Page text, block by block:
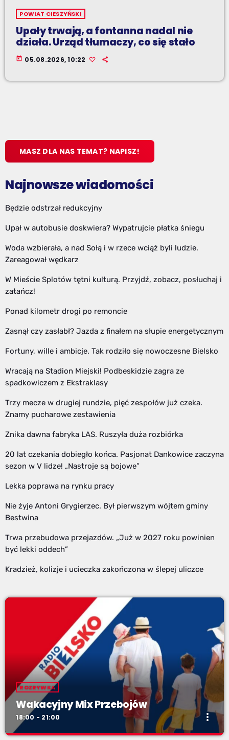
POWIAT CIESZYŃSKI
Upały trwają, a fontanna nadal nie
działa. Urząd tłumaczy, co się stało
today 05.08.2026, 10:22
MASZ DLA NAS TEMAT? NAPISZ!
Najnowsze wiadomości
Będzie odstrzał redukcyjny
Upał w autobusie doskwiera? Wypatrujcie płatka śniegu
Woda wzbierała, a nad Sołą i w rzece wciąż byli ludzie.
Zareagował wędkarz
W Mieście Splotów tętni kulturą. Przyjdź, zobacz, posłuchaj i
zatańcz!
Ponad kilometr drogi po remoncie
Zasnął czy zasłabł? Jazda z finałem na słupie energetycznym
Fortuny, wille i ambicje. Tak rodziło się nowoczesne Bielsko
Wracają na Stadion Miejski! Podbeskidzie zagra ze
spadkowiczem z Ekstraklasy
Trzy mecze w drugiej rundzie, pięć zespołów już czeka.
Znamy pucharowe zestawienia
Znika dawna fabryka LAS. Ruszyła duża rozbiórka
20 lat czekania dobiegło końca. Pasjonat Dankowice zaczyna
sezon w V lidze! „Nastroje są bojowe”
Lekka poprawa na rynku pracy
Nie żyje Antoni Grygierzec. Był pierwszym wójtem gminy
Bestwina
Trwa przebudowa przejazdów. „Już w 2027 roku powinien
być lekki oddech”
Kradzież, kolizje i ucieczka zakończona w ślepej uliczce
ROZRYWKA
Wakacyjny Mix Przebojów
18:00 - 21:00 more_vert